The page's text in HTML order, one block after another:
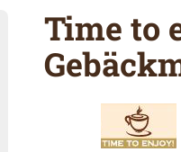
Time to